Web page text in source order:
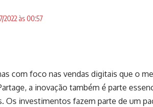
2022 às 00:57
com foco nas vendas digitais que o
, a inovação também é parte
Os investimentos fazem parte de um